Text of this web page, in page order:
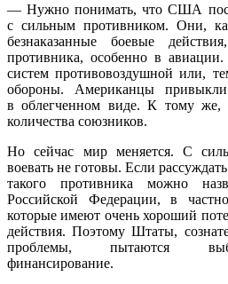
— Нужно понимать, что США
с сильным противником. Они,
безнаказанные боевые
противника, особенно в
систем противовоздушной или,
обороны. Американцы
в облегченном виде. К тому же,
количества союзников.
Но сейчас мир меняется. С
воевать не готовы. Если
такого противника можно
Российской Федерации, в
которые имеют очень хороший
действия. Поэтому Штаты,
проблемы, пытаются
финансирование.